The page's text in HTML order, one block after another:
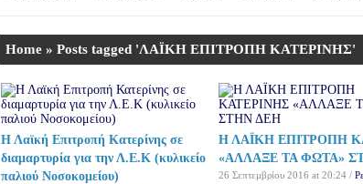
Home » Posts tagged 'ΛΑΪΚΗ ΕΠΙΤΡΟΠΗ ΚΑΤΕΡΙΝΗΣ'
Η Λαϊκή Επιτροπή Κατερίνης σε
διαμαρτυρία για την Λ.Ε.Κ (κυλικείο
παλιού Νοσοκομείου)
Η ΛΑΪΚΗ ΕΠΙΤΡΟΠΗ
«ΑΛΛΑΞΕ ΤΑ ΦΩΤΑ»
26 Σεπτεμβρίου 2016 at 20:24 /